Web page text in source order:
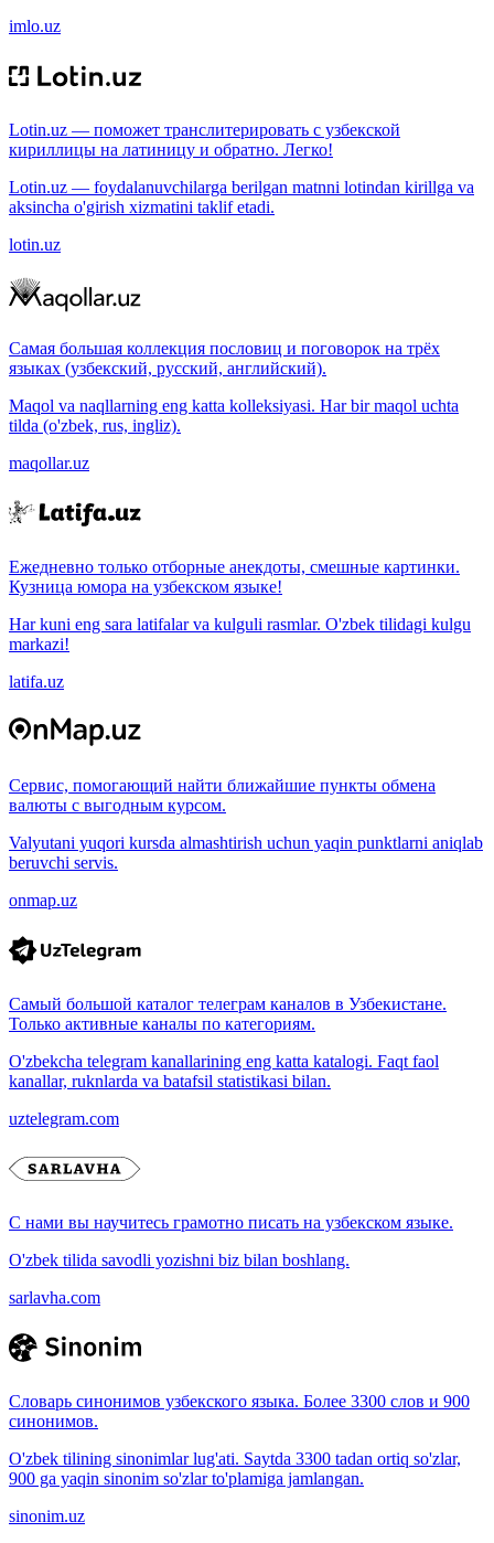
imlo.uz
Lotin.uz — поможет транслитерировать с узбекской
кириллицы на латиницу и обратно. Легко!
Lotin.uz — foydalanuvchilarga berilgan matnni lotindan kirillga va
aksincha o'girish xizmatini taklif etadi.
lotin.uz
Самая большая коллекция пословиц и поговорок на трёх
языках (узбекский, русский, английский).
Maqol va naqllarning eng katta kolleksiyasi. Har bir maqol uchta
tilda (o'zbek, rus, ingliz).
maqollar.uz
Ежедневно только отборные анекдоты, смешные картинки.
Кузница юмора на узбекском языке!
Har kuni eng sara latifalar va kulguli rasmlar. O'zbek tilidagi kulgu
markazi!
latifa.uz
Сервис, помогающий найти ближайшие пункты обмена
валюты с выгодным курсом.
Valyutani yuqori kursda almashtirish uchun yaqin punktlarni aniqlab
beruvchi servis.
onmap.uz
Самый большой каталог телеграм каналов в Узбекистане.
Только активные каналы по категориям.
O'zbekcha telegram kanallarining eng katta katalogi. Faqt faol
kanallar, ruknlarda va batafsil statistikasi bilan.
uztelegram.com
С нами вы научитесь грамотно писать на узбекском языке.
O'zbek tilida savodli yozishni biz bilan boshlang.
sarlavha.com
Словарь синонимов узбекского языка. Более 3300 слов и 900
синонимов.
O'zbek tilining sinonimlar lug'ati. Saytda 3300 tadan ortiq so'zlar,
900 ga yaqin sinonim so'zlar to'plamiga jamlangan.
sinonim.uz